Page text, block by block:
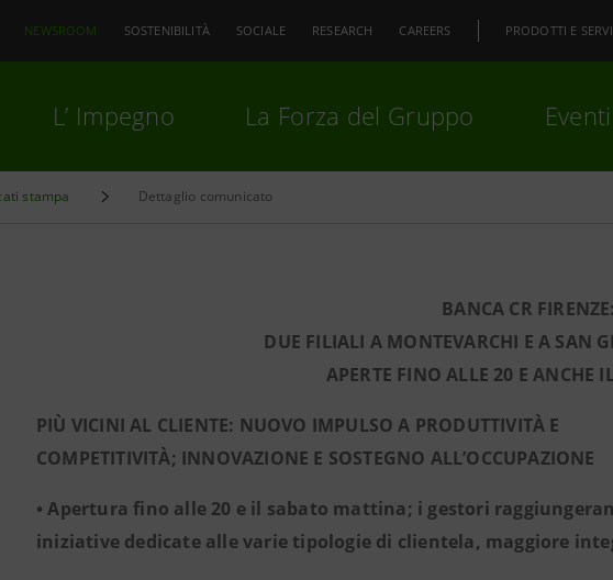
NEWSROOM SOSTENIBILITÀ SOCIALE RESEARCH CAREERS PRODOTTI E
L’ Impegno La Forza del Gruppo
stampa Dettaglio comunicato
BANCA CR FIRENZE:
DUE FILIALI A MONTEVARCHI E A SAN
APERTE FINO ALLE 20 E ANCHE
PIÙ VICINI AL CLIENTE: NUOVO IMPULSO A PRODUTTIVITÀ E
COMPETITIVITÀ; INNOVAZIONE E SOSTEGNO ALL’OCCUPAZIONE
• Apertura fino alle 20 e il sabato mattina; i gestori
iniziative dedicate alle varie tipologie di clientela, maggiore